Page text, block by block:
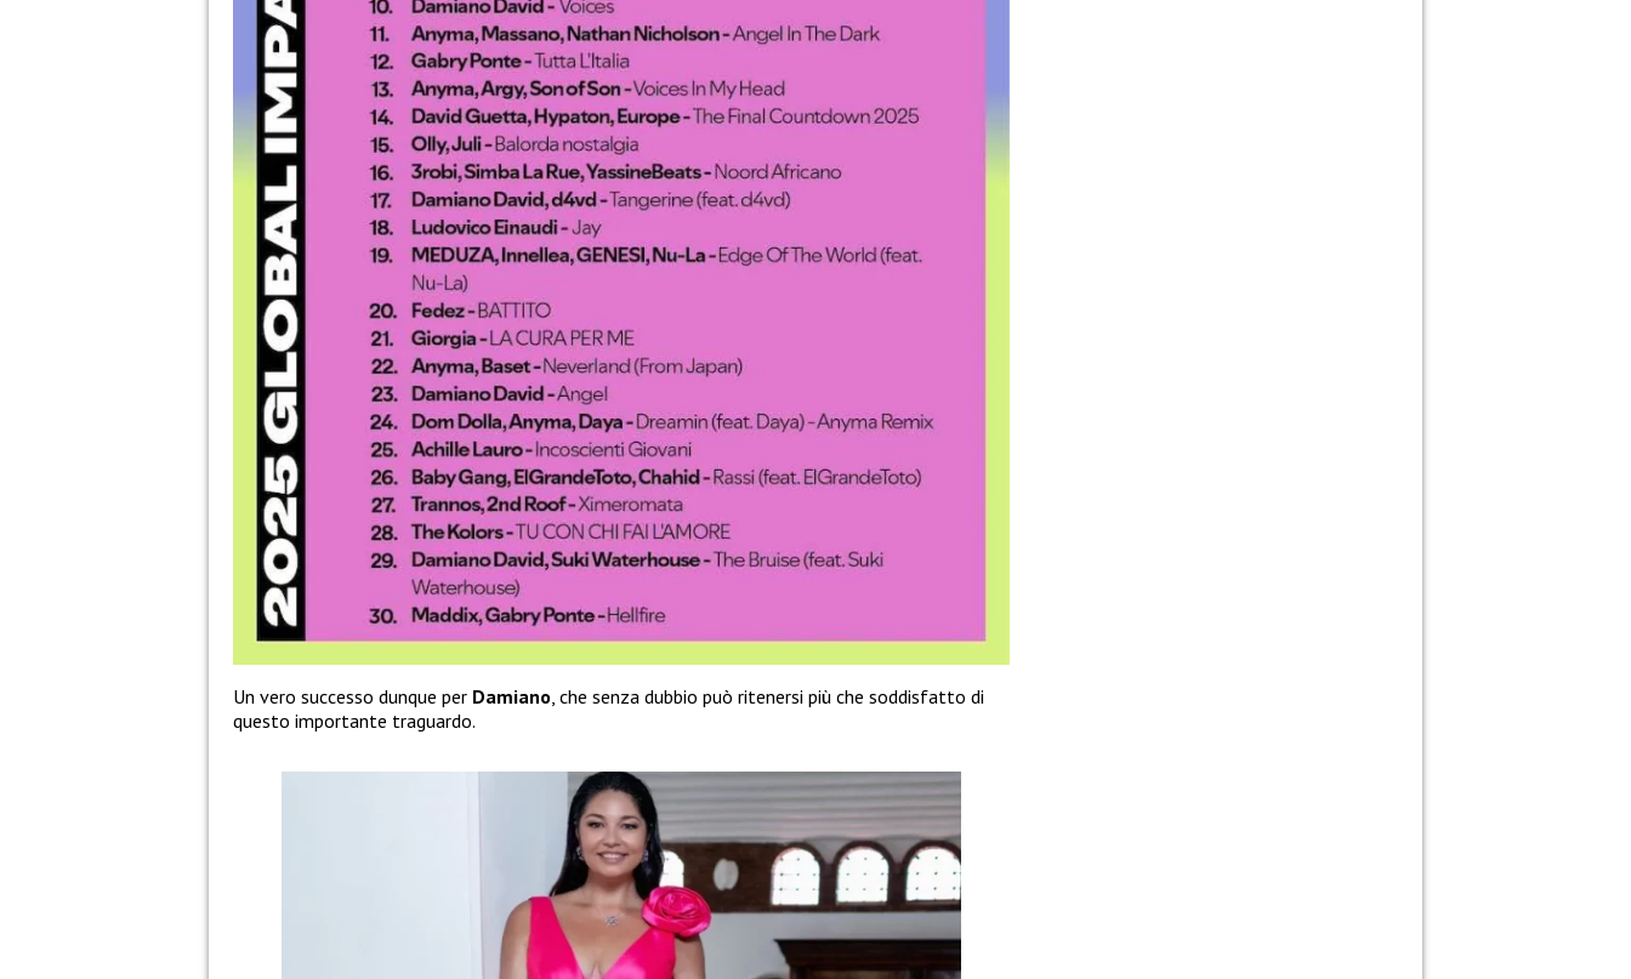
Un vero successo dunque per Damiano , che senza dubbio può ritenersi più che soddisfatto di
questo importante traguardo.